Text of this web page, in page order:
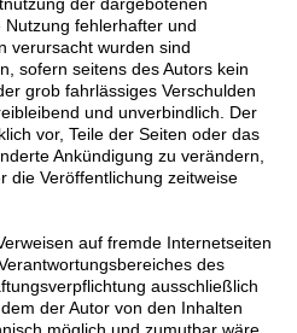
fehlerhafter und
verursacht wurden sind
sofern seitens des Autors kein
grob fahrlässiges Verschulden
und unverbindlich. Der
vor, Teile der Seiten oder das
Ankündigung zu verändern,
die Veröffentlichung zeitweise
auf fremde Internetseiten
des
ausschließlich
der Autor von den Inhalten